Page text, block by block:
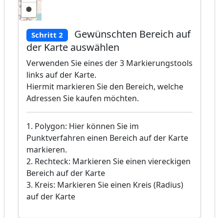
Schritt 2
Gewünschten Bereich auf
der Karte auswählen
Verwenden Sie eines der 3 Markierungstools
links auf der Karte.
Hiermit markieren Sie den Bereich, welche
Adressen Sie kaufen möchten.
1. Polygon: Hier können Sie im
Punktverfahren einen Bereich auf der Karte
markieren.
2. Rechteck: Markieren Sie einen viereckigen
Bereich auf der Karte
3. Kreis: Markieren Sie einen Kreis (Radius)
auf der Karte